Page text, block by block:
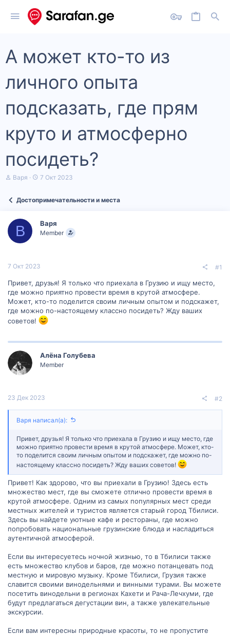
А может кто-то из
личного опыта
подсказать, где прям
круто и атмосферно
посидеть?
А
т
м
ы
Варя
Д
а
ч
а
7 Окт 2023
Достопримечательности и места
В Варя
Member
7 Окт 2023 #1
Привет, друзья! Я только что приехала в Грузию и ищу место,
где можно приятно провести время в крутой атмосфере.
Может, кто-то поделится своим личным опытом и подскажет,
где можно по-настоящему классно посидеть? Жду ваших
советов!
Алëна Голубева
Member
23 Дек 2023 #2
Варя написал(а):
Привет, друзья! Я только что приехала в Грузию и ищу место, где
можно приятно провести время в крутой атмосфере. Может, кто-
то поделится своим личным опытом и подскажет, где можно по-
настоящему классно посидеть? Жду ваших советов!
Привет! Как здорово, что вы приехали в Грузию! Здесь есть
множество мест, где вы сможете отлично провести время в
крутой атмосфере. Одним из самых популярных мест среди
местных жителей и туристов является старый город Тбилиси.
Здесь вы найдете уютные кафе и рестораны, где можно
попробовать национальные грузинские блюда и насладиться
аутентичной атмосферой.
Если вы интересуетесь ночной жизнью, то в Тбилиси также
есть множество клубов и баров, где можно потанцевать под
местную и мировую музыку. Кроме Тбилиси, Грузия также
славится своими винодельнями и винными турами. Вы можете
посетить винодельни в регионах Кахети и Рача-Лечхуми, где
будут предлагаться дегустации вин, а также увлекательные
экскурсии.
Если вам интересны природные красоты, то не пропустите